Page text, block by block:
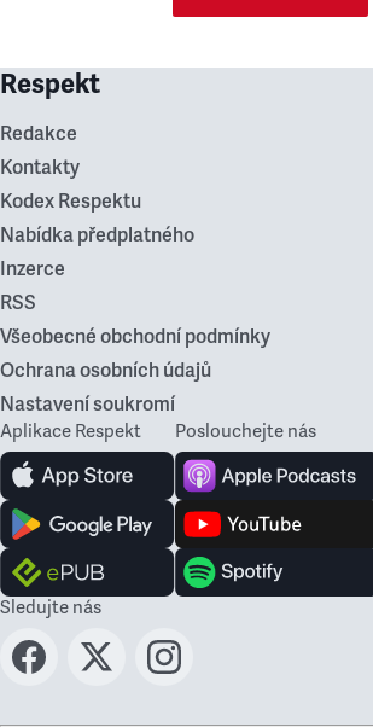
Respekt
Redakce
Kontakty
Kodex Respektu
Nabídka předplatného
Inzerce
RSS
Všeobecné obchodní podmínky
Ochrana osobních údajů
Nastavení soukromí
Aplikace Respekt Poslouchejte nás
Sledujte nás